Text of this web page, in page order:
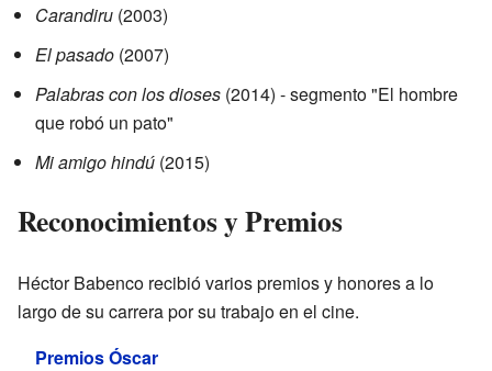
Carandiru (2003)
El pasado (2007)
Palabras con los dioses (2014) - segmento "El hombre
que robó un pato"
Mi amigo hindú (2015)
Reconocimientos y Premios
Héctor Babenco recibió varios premios y honores a lo
largo de su carrera por su trabajo en el cine.
Premios Óscar